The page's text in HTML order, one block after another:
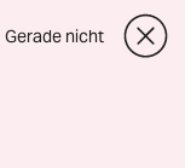
Gerade nicht